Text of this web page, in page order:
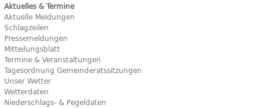
Aktuelles & Termine
Aktuelle Meldungen
Schlagzeilen
Pressemeldungen
Mitteilungsblatt
Termine & Veranstaltungen
Tagesordnung Gemeinderatssitzungen
Unser Wetter
Wetterdaten
Niederschlags- & Pegeldaten